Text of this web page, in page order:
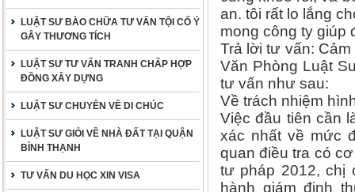
LUẬT SƯ BÀO CHỮA TƯ VẤN TỘI CỐ Ý
GÂY THƯƠNG TÍCH
LUẬT SƯ TƯ VẤN TRANH CHẤP HỢP
ĐỒNG XÂY DỰNG
LUẬT SƯ CHUYÊN VỀ DI CHÚC
LUẬT SƯ GIỎI VỀ NHÀ ĐẤT TẠI QUẬN
BÌNH THẠNH
TƯ VẤN DU HỌC XIN VISA
an. tôi rất lo lắng
mong công ty giúp
Trả lời tư vấn:
Văn Phòng Luật
tư vấn như sau:
Về trách nhiệm
Việc đầu tiên cần
xác nhất về mức
quan điều tra có
tư pháp 2012, chị
hành giám định